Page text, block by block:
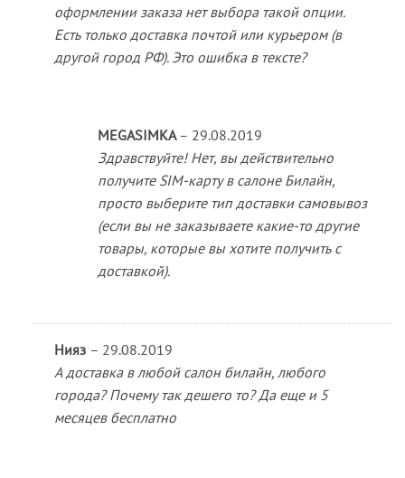
оформлении заказа нет выбора такой опции.
Есть только доставка почтой или курьером (в
другой город РФ). Это ошибка в тексте?
MEGASIMKA – 29.08.2019
Здравствуйте! Нет, вы действительно
получите SIM-карту в салоне Билайн,
просто выберите тип доставки самовывоз
(если вы не заказываете какие-то другие
товары, которые вы хотите получить с
доставкой).
Нияз – 29.08.2019
А доставка в любой салон билайн, любого
города? Почему так дешего то? Да еще и 5
месяцев бесплатно